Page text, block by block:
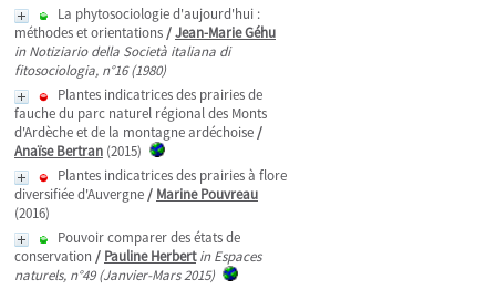
La phytosociologie d'aujourd'hui :
méthodes et orientations/Jean-Marie Géhu
in Notiziario della Società italiana di
fitosociologia, n°16 (1980)
Plantes indicatrices des prairies de
fauche du parc naturel régional des Monts
d'Ardèche et de la montagne ardéchoise/
Anaïse Bertran (2015)
Plantes indicatrices des prairies à flore
diversifiée d'Auvergne/ Marine Pouvreau
(2016)
Pouvoir comparer des états de
conservation / Pauline Herbert in Espaces
naturels, n°49 (Janvier-Mars 2015)